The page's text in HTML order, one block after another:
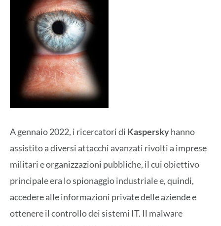
A gennaio 2022, i ricercatori di Kasperskyhanno
assistito a diversi attacchi avanzati rivolti a imprese
militari e organizzazioni pubbliche, il cui obiettivo
principale era lo spionaggio industriale e, quindi,
accedere alle informazioni private delle aziende e
ottenere il controllo dei sistemi IT. Il malware